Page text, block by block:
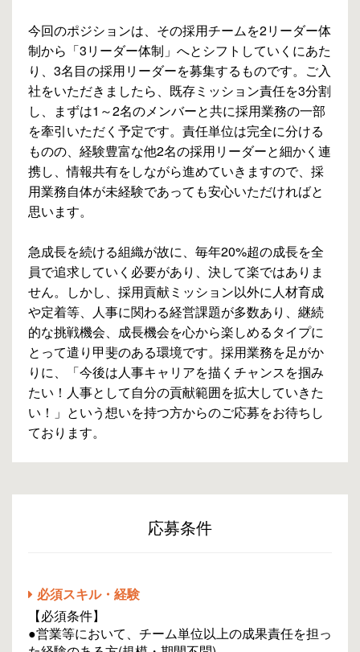
今回のポジションは、その採用チームを2リーダー体
制から「3リーダー体制」へとシフトしていくにあた
り、3名目の採用リーダーを募集するものです。ご入
社をいただきましたら、既存ミッション責任を3分割
し、まずは1～2名のメンバーと共に採用業務の一部
を牽引いただく予定です。責任単位は完全に分ける
ものの、経験豊富な他2名の採用リーダーと細かく連
携し、情報共有をしながら進めていきますので、採
用業務自体が未経験であっても安心いただければと
思います。
急成長を続ける組織が故に、毎年20%超の成長を全
員で追求していく必要があり、決して楽ではありま
せん。しかし、採用貢献ミッション以外に人材育成
や定着等、人事に関わる経営課題が多数あり、継続
的な挑戦機会、成長機会を心から楽しめるタイプに
とって遣り甲斐のある環境です。採用業務を足がか
りに、「今後は人事キャリアを描くチャンスを掴み
たい！人事として自分の貢献範囲を拡大していきた
い！」という想いを持つ方からのご応募をお待ちし
ております。
応募条件
必須スキル・経験
【必須条件】
●営業等において、チーム単位以上の成果責任を担っ